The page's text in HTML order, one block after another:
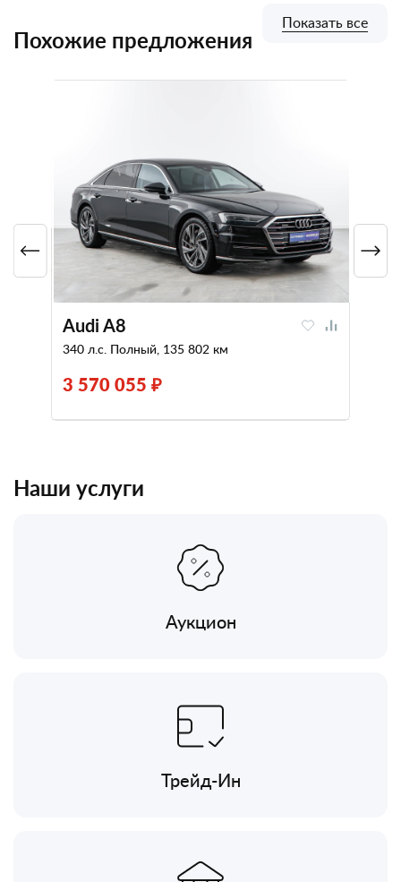
Похожие предложения
Audi A8
340 л.с. Полный, 135 802 км
3 570 055 ₽
Показать все
Наши услуги
Аукцион
Трейд-Ин